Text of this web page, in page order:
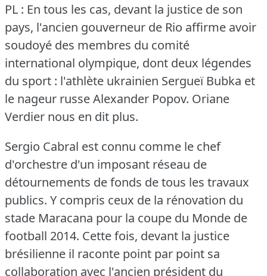
PL : En tous les cas, devant la justice de son
pays, l'ancien gouverneur de Rio affirme avoir
soudoyé des membres du comité
international olympique, dont deux légendes
du sport : l'athlète ukrainien Sergueï Bubka et
le nageur russe Alexander Popov. Oriane
Verdier nous en dit plus.
Sergio Cabral est connu comme le chef
d'orchestre d'un imposant réseau de
détournements de fonds de tous les travaux
publics. Y compris ceux de la rénovation du
stade Maracana pour la coupe du Monde de
football 2014. Cette fois, devant la justice
brésilienne il raconte point par point sa
collaboration avec l'ancien président du